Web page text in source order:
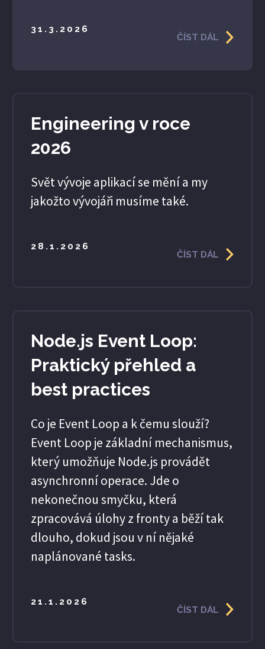
31.3.2026
ČÍST DÁL
Engineering v roce
2026
Svět vývoje aplikací se mění a my
jakožto vývojáři musíme také.
28.1.2026
ČÍST DÁL
Node.js Event Loop:
Praktický přehled a
best practices
Co je Event Loop a k čemu slouží?
Event Loop je základní mechanismus,
který umožňuje Node.js provádět
asynchronní operace. Jde o
nekonečnou smyčku, která
zpracovává úlohy z fronty a běží tak
dlouho, dokud jsou v ní nějaké
naplánované tasks.
21.1.2026
ČÍST DÁL